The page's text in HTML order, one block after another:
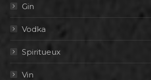
Gin
Vodka
Spiritueux
Vin